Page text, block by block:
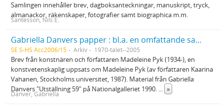
Samlingen innehåller brev, dagboksanteckningar, manuskript, tryck,
almanackor, räkenskaper, fotografier samt biographica m.m.
Santesson, Nils E.
Gabriella Danvers papper : bl.a. en omfattande samling brev från Madeleine Pyk
SE S-HS Acc2006/15 Arkiv 1970-talet--2005
Brev från konstnären och författaren Madeleine Pyk (1934-), en
konstvetenskaplig uppsats om Madeleine Pyk (av författaren Kaarina
Vahanen, Stockholms universitet, 1987). Material från Gabriella
Danvers "Utställning 59" på Nationalgalleriet 1990. ... »
Danver, Gabriella